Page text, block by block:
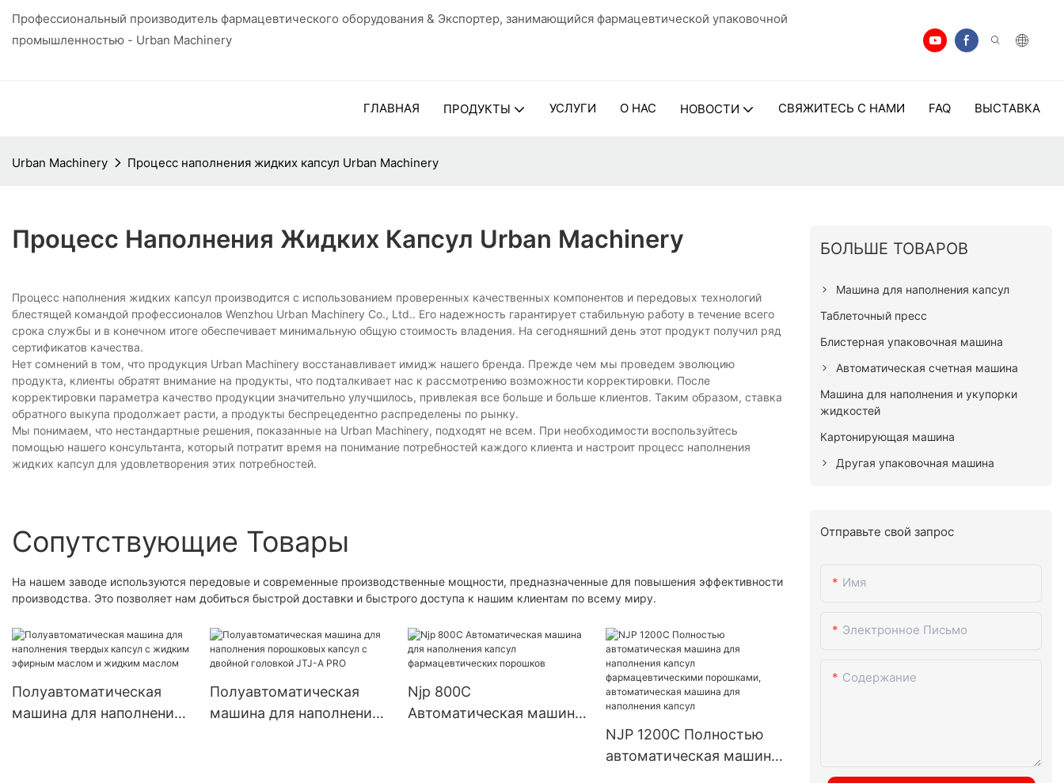
Профессиональный производитель фармацевтического оборудования & Экспортер, занимающийся фармацевтической упаковочной
промышленностью - Urban Machinery
ГЛАВНАЯ ПРОДУКТЫ УСЛУГИ О НАС НОВОСТИ СВЯЖИТЕСЬ С НАМИ FAQ ВЫСТАВКА
Urban Machinery Процесс наполнения жидких капсул Urban Machinery
Процесс Наполнения Жидких Капсул Urban Machinery
Процесс наполнения жидких капсул производится с использованием проверенных качественных компонентов и передовых технологий
блестящей командой профессионалов Wenzhou Urban Machinery Co., Ltd.. Его надежность гарантирует стабильную работу в течение всего
срока службы и в конечном итоге обеспечивает минимальную общую стоимость владения. На сегодняшний день этот продукт получил ряд
сертификатов качества.
Нет сомнений в том, что продукция Urban Machinery восстанавливает имидж нашего бренда. Прежде чем мы проведем эволюцию
продукта, клиенты обратят внимание на продукты, что подталкивает нас к рассмотрению возможности корректировки. После
корректировки параметра качество продукции значительно улучшилось, привлекая все больше и больше клиентов. Таким образом, ставка
обратного выкупа продолжает расти, а продукты беспрецедентно распределены по рынку.
Мы понимаем, что нестандартные решения, показанные на Urban Machinery, подходят не всем. При необходимости воспользуйтесь
помощью нашего консультанта, который потратит время на понимание потребностей каждого клиента и настроит процесс наполнения
жидких капсул для удовлетворения этих потребностей.
Сопутствующие Товары
На нашем заводе используются передовые и современные производственные мощности, предназначенные для повышения эффективности
производства. Это позволяет нам добиться быстрой доставки и быстрого доступа к нашим клиентам по всему миру.
Полуавтоматическая
машина для наполнения
Полуавтоматическая
машина для наполнения
Njp 800C
Автоматическая машина
NJP 1200C Полностью
автоматическая машина
БОЛЬШЕ ТОВАРОВ
Машина для наполнения капсул
Таблеточный пресс
Блистерная упаковочная машина
Автоматическая счетная машина
Машина для наполнения и укупорки
жидкостей
Картонирующая машина
Другая упаковочная машина
Отправьте свой запрос
Имя
Электронное Письмо
Содержание